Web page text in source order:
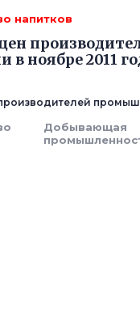
напитков
в ноябре 2011
Добывающая